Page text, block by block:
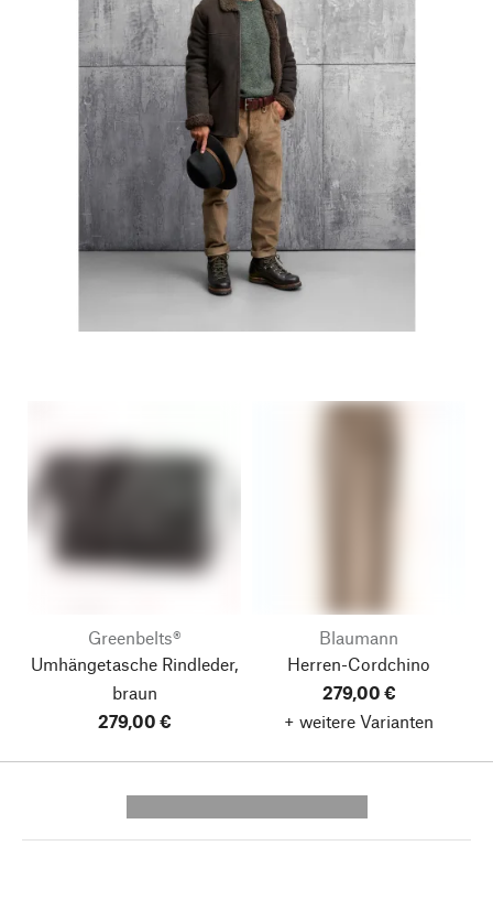
Greenbelts®
Umhängetasche Rindleder,
braun
279,00 €
Blaumann
Herren-Cordchino
279,00 €
+ weitere Varianten